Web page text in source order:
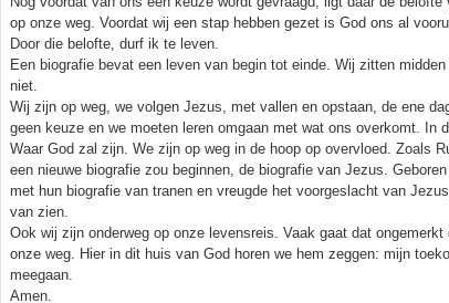
op onze weg. Voordat wij een stap hebben gezet is God ons al
Door die belofte, durf ik te leven.
Een biografie bevat een leven van begin tot einde. Wij zitten
niet.
Wij zijn op weg, we volgen Jezus, met vallen en opstaan, de ene
geen keuze en we moeten leren omgaan met wat ons overkomt.
Waar God zal zijn. We zijn op weg in de hoop op overvloed. Zoals
een nieuwe biografie zou beginnen, de biografie van Jezus.
met hun biografie van tranen en vreugde het voorgeslacht van
van zien.
Ook wij zijn onderweg op onze levensreis. Vaak gaat dat
onze weg. Hier in dit huis van God horen we hem zeggen: mijn
meegaan.
Amen.